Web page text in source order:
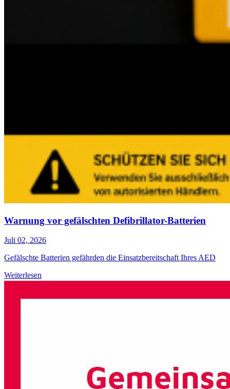
Warnung vor gefälschten Defibrillator-Batterien
Juli 02, 2026
Gefälschte Batterien gefährden die Einsatzbereitschaft Ihres AED
Weiterlesen